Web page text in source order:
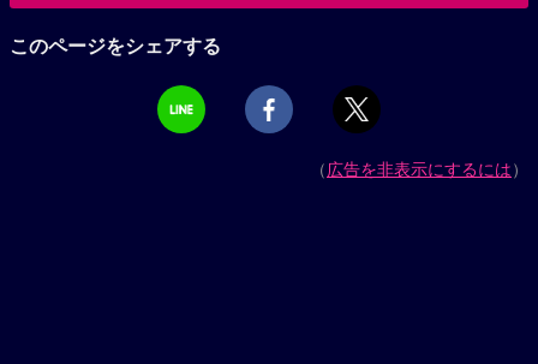
このページをシェアする
（広告を非表示にするには）